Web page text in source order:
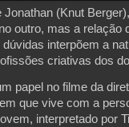
Jonathan (Knut
outro, mas a relação
interpõem a
criativas dos
papel no filme da
que vive com a
interpretado por